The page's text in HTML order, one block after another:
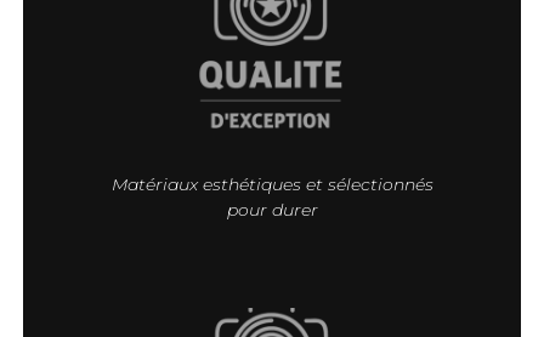
Matériaux esthétiques et sélectionnés
pour durer